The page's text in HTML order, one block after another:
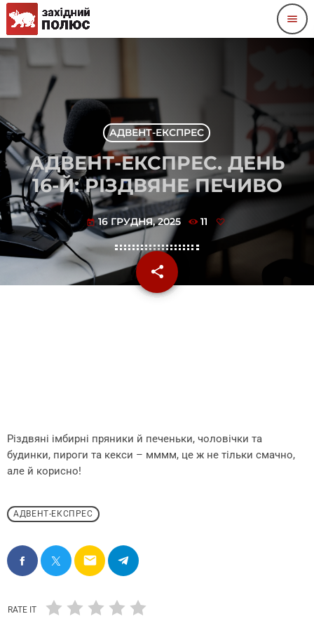
menu
АДВЕНТ-ЕКСПРЕС
АДВЕНТ-ЕКСПРЕС. ДЕНЬ
16-Й: РІЗДВЯНЕ ПЕЧИВО
today 16 ГРУДНЯ, 2025 11
share
email
Різдвяні імбирні пряники й печеньки, чоловічки та
будинки, пироги та кекси – мммм, це ж не тільки смачно,
але й корисно!
АДВЕНТ-ЕКСПРЕС
email
RATE IT